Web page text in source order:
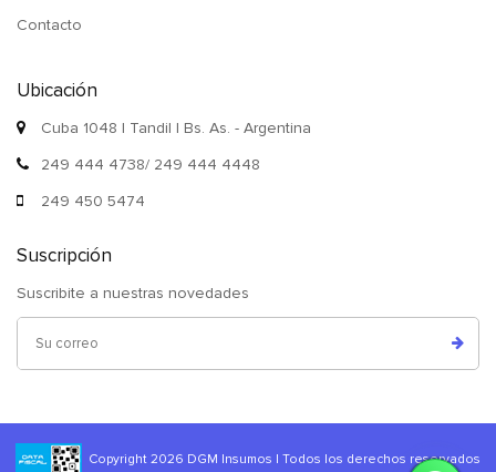
Contacto
Ubicación
Cuba 1048 | Tandil | Bs. As. - Argentina
249 444 4738/ 249 444 4448
249 450 5474
Suscripción
Suscribite a nuestras novedades
Copyright 2026 DGM Insumos | Todos los derechos reservados